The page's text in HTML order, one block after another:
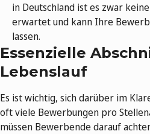
in Deutschland ist es zwar
erwartet und kann Ihre
lassen.
Essenzielle
Lebenslauf
Es ist wichtig, sich darüber im
oft viele Bewerbungen pro
müssen Bewerbende darauf